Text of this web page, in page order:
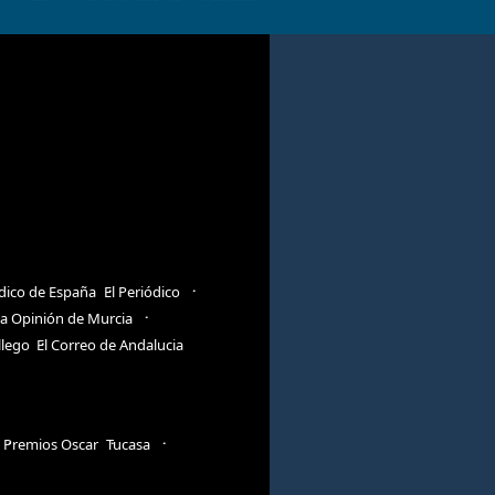
de España El Periódico
Opinión de Murcia
El Correo de Andalucia
Premios Oscar Tucasa